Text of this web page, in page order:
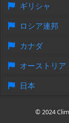
ギリシャ
ロシア連邦
カナダ
オーストリア
日本
© 2024